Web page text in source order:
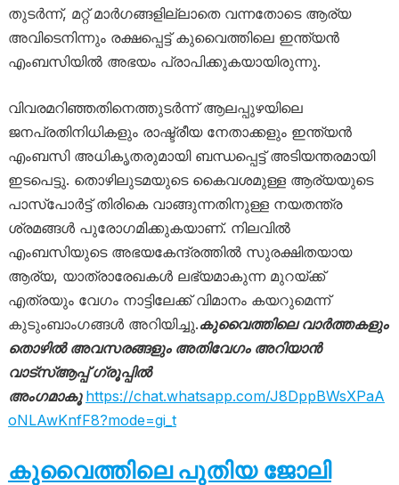
തുടർന്ന്, മറ്റ് മാർഗങ്ങളില്ലാതെ വന്നതോടെ ആര്യ
അവിടെനിന്നും രക്ഷപ്പെട്ട് കുവൈത്തിലെ ഇന്ത്യൻ
എംബസിയിൽ അഭയം പ്രാപിക്കുകയായിരുന്നു.
വിവരമറിഞ്ഞതിനെത്തുടർന്ന് ആലപ്പുഴയിലെ
ജനപ്രതിനിധികളും രാഷ്ട്രീയ നേതാക്കളും ഇന്ത്യൻ
എംബസി അധികൃതരുമായി ബന്ധപ്പെട്ട് അടിയന്തരമായി
ഇടപെട്ടു. തൊഴിലുടമയുടെ കൈവശമുള്ള ആര്യയുടെ
പാസ്‌പോർട്ട് തിരികെ വാങ്ങുന്നതിനുള്ള നയതന്ത്ര
ശ്രമങ്ങൾ പുരോഗമിക്കുകയാണ്. നിലവിൽ
എംബസിയുടെ അഭയകേന്ദ്രത്തിൽ സുരക്ഷിതയായ
ആര്യ, യാത്രാരേഖകൾ ലഭ്യമാകുന്ന മുറയ്ക്ക്
എത്രയും വേഗം നാട്ടിലേക്ക് വിമാനം കയറുമെന്ന്
കുടുംബാംഗങ്ങൾ അറിയിച്ചു.കുവൈത്തിലെ വാർത്തകളും
തൊഴിൽ അവസരങ്ങളും അതിവേഗം അറിയാൻ
വാട്സ്ആപ്പ് ഗ്രൂപ്പിൽ
അംഗമാകൂ https://chat.whatsapp.com/J8DppBWsXPaA
oNLAwKnfF8?mode=gi_t
കുവൈത്തിലെ പുതിയ ജോലി